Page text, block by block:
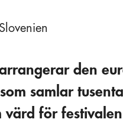
den
samlar
värd för